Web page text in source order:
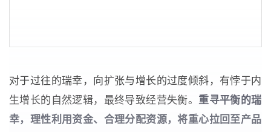
对于过往的瑞幸，向扩张与增长的过度倾斜，有悖于内
生增长的自然逻辑，最终导致经营失衡。 重寻平衡的瑞
幸，理性利用资金、合理分配资源，将重心拉回至产品